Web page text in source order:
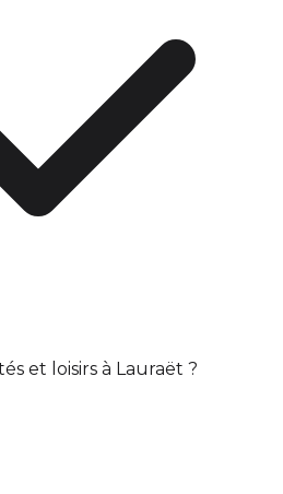
et loisirs à Lauraët ?